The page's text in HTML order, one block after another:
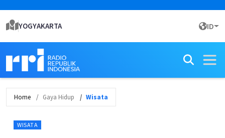
YOGYAKARTA ID
Home Gaya Hidup Wisata
WISATA